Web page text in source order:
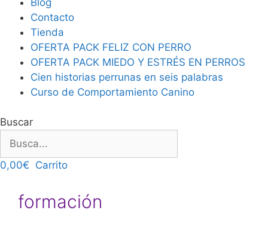
Contacto
Tienda
OFERTA PACK FELIZ CON PERRO
OFERTA PACK MIEDO Y ESTRÉS EN PERROS
Cien historias perrunas en seis palabras
Curso de Comportamiento Canino
Buscar
0,00€ Carrito
formación